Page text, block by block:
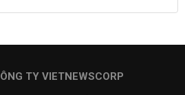
Lãi suất tiền gửi
BIDV
TY VIETNEWSCORP